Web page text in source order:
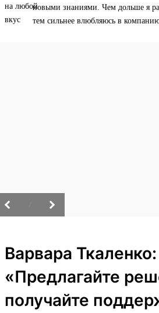
новыми знаниями. Чем дольше я
тем сильнее влюбляюсь в
Варвара Ткаленко:
«Предлагайте
получайте